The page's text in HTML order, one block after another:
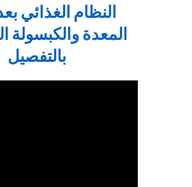
النظام الغذائي
المعدة والكبسولة
بالتفصيل